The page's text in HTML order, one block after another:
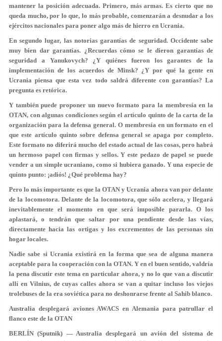
mantener la posición adecuada. Primero, más armas. Es cierto que no
queda mucho, por lo que, lo más probable, comenzarán a desnudar a los
ejércitos nacionales para poner algo más de hierro en Ucrania.
En segundo lugar, las notorias garantías de seguridad. Occidente sabe
muy bien dar garantías. ¿Recuerdas cómo se le dieron garantías de
seguridad a Yanukovych? ¿Y quiénes fueron los garantes de la
implementación de los acuerdos de Minsk? ¿Y por qué la gente en
Ucrania piensa que esta vez todo saldrá diferente con garantías? La
pregunta es retórica.
Y también puede proponer un nuevo formato para la membresía en la
OTAN, con algunas condiciones según el artículo quinto de la carta de la
organización para la defensa general. O membresía en un formato en el
que este artículo quinto sobre defensa general se apaga por completo.
Este formato no diferirá mucho del estado actual de las cosas, pero habrá
un hermoso papel con firmas y sellos. Y este pedazo de papel se puede
vender a un simple ucraniano, como si hubiera ganado. Y una especie de
quinto punto: ¡adiós! ¿Qué problema hay?
Pero lo más importante es que la OTAN y Ucrania ahora van por delante
de la locomotora. Delante de la locomotora, que sólo acelera, y llegará
inevitablemente el momento en que será imposible pararla. O los
aplastará, o tendrán que saltar por una pendiente desde las vías,
directamente hacia las ortigas y los excrementos de las personas sin
hogar locales.
Nadie sabe si Ucrania existirá en la forma que sea de alguna manera
aceptable para la cooperación con la OTAN. Y en el buen sentido, valdría
la pena discutir este tema en particular ahora, y no lo que van a discutir
allí en Vilnius, de cuyas calles ahora se van a quitar incluso los viejos
trolebuses de la era soviética para no deshonrarse frente al Sahib blanco.
Australia desplegará aviones AWACS en Alemania para patrullar el
flanco este de la OTAN
BERLÍN (Sputnik) — Australia desplegará un avión del sistema de